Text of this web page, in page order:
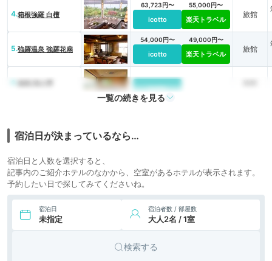
4.箱根強羅 白檀
63,723円〜
icotto
55,000円〜
楽天トラベル
旅館
5.強羅温泉 強羅花扇
54,000円〜
icotto
49,000円〜
楽天トラベル
旅館
icotto
一覧の続きを見る
宿泊日が決まっているなら…
宿泊日と人数を選択すると、
記事内のご紹介ホテルのなかから、空室があるホテルが表示されます。
予約したい日で探してみてくださいね。
宿泊日
未指定
宿泊者数 / 部屋数
大人2名 / 1室
検索する